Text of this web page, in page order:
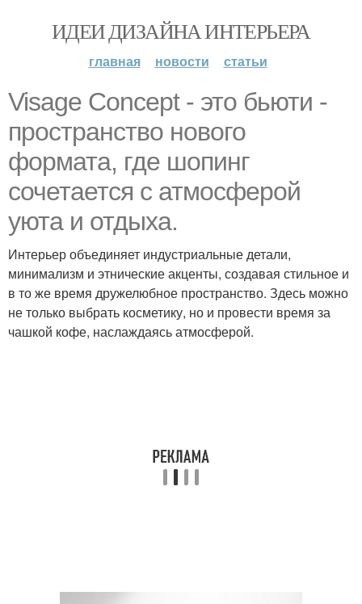
ИДЕИ ДИЗАЙНА ИНТЕРЬЕРА
главная новости статьи
Visage Concept - это бьюти -
пространство нового
формата, где шопинг
сочетается с атмосферой
уюта и отдыха.
Интерьер объединяет индустриальные детали,
минимализм и этнические акценты, создавая стильное и
в то же время дружелюбное пространство. Здесь можно
не только выбрать косметику, но и провести время за
чашкой кофе, наслаждаясь атмосферой.